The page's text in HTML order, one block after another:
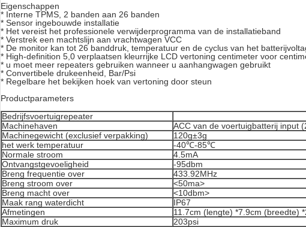
Eigenschappen
* Interne TPMS, 2 banden aan 26 banden
* Sensor ingebouwde installatie
* Het vereist het professionele verwijderprogramma van de installatieband
* Verstrek een machtslijn aan vrachtwagen VCC
* De monitor kan tot 26 banddruk, temperatuur en de cyclus van het
* High-definition 5,0 verplaatsen kleurrijke LCD vertoning centimeter voor
* u moet meer repeaters gebruiken wanneer u aanhangwagen gebruikt
* Convertibele drukeenheid, Bar/Psi
* Regelbare het bekijken hoek van vertoning door steun
Productparameters
Bedrijfsvoertuigrepeater
Machinehaven
ACC van de voertuigbatterij input
Machinegewicht (exclusief verpakking)
120g±3g
het werk temperatuur
-40℃-85℃
Normale stroom
4.5mA
Ontvangstgevoeligheid
-95dbm
Breng frequentie over
433.92MHz
Breng stroom over
<50ma>
Breng macht over
<10dbm>
Maak rang waterdicht
IP67
Afmetingen
11.7cm (lengte) *7.9cm (breedte)
Maximum druk
203psi